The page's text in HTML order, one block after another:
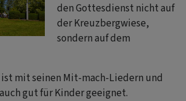
den Gottesdienst nicht auf
der Kreuzbergwiese,
sondern auf dem
mit seinen Mit-mach-Liedern und
gut für Kinder geeignet.